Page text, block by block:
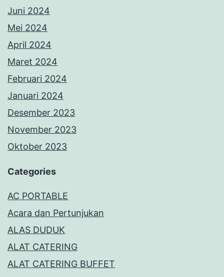
Juni 2024
Mei 2024
April 2024
Maret 2024
Februari 2024
Januari 2024
Desember 2023
November 2023
Oktober 2023
Categories
AC PORTABLE
Acara dan Pertunjukan
ALAS DUDUK
ALAT CATERING
ALAT CATERING BUFFET